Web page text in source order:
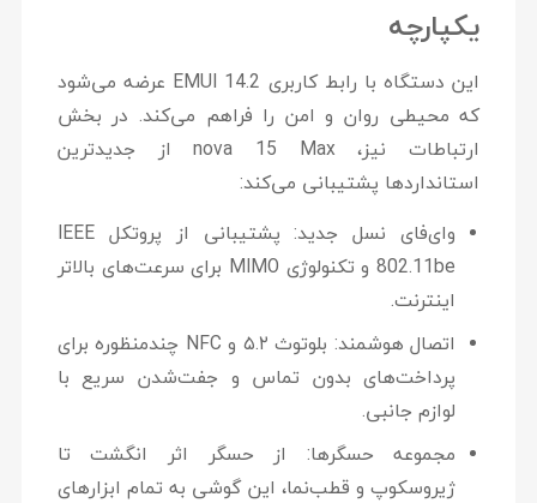
یکپارچه
این دستگاه با رابط کاربری EMUI 14.2 عرضه می‌شود
که محیطی روان و امن را فراهم می‌کند. در بخش
ارتباطات نیز، nova 15 Max از جدیدترین
استانداردها پشتیبانی می‌کند:
وای‌فای نسل جدید:پشتیبانی از پروتکلIEEE
802.11be
و تکنولوژی MIMO برای سرعت‌های بالاتر
اینترنت.
اتصال هوشمند:
بلوتوث ۵.۲ و NFC چندمنظوره برای
پرداخت‌های بدون تماس و جفت‌شدن سریع با
لوازم جانبی.
مجموعه حسگرها: از حسگر اثر انگشت تا
ژیروسکوپ و قطب‌نما، این گوشی به تمام ابزارهای